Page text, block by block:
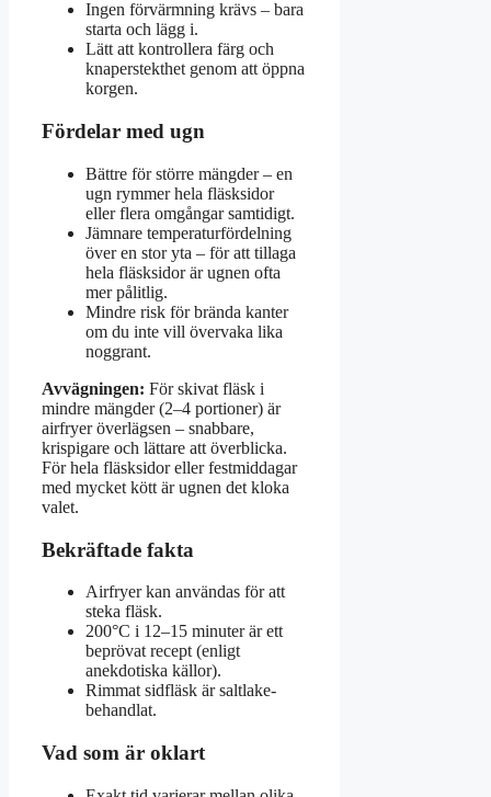
Ingen förvärmning krävs – bara
starta och lägg i.
Lätt att kontrollera färg och
knaperstekthet genom att öppna
korgen.
Fördelar med ugn
Bättre för större mängder – en
ugn rymmer hela fläsksidor
eller flera omgångar samtidigt.
Jämnare temperaturfördelning
över en stor yta – för att tillaga
hela fläsksidor är ugnen ofta
mer pålitlig.
Mindre risk för brända kanter
om du inte vill övervaka lika
noggrant.
Avvägningen: För skivat fläsk i
mindre mängder (2–4 portioner) är
airfryer överlägsen – snabbare,
krispigare och lättare att överblicka.
För hela fläsksidor eller festmiddagar
med mycket kött är ugnen det kloka
valet.
Bekräftade fakta
Airfryer kan användas för att
steka fläsk.
200°C i 12–15 minuter är ett
beprövat recept (enligt
anekdotiska källor).
Rimmat sidfläsk är saltlake-
behandlat.
Vad som är oklart